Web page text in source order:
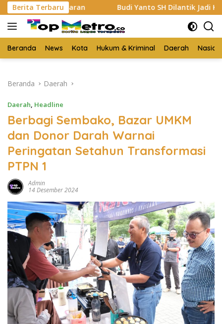
Langsung
ke
konten
Berita Terbaru
Kisaran Budi Yanto SH Dilantik Jadi Ketua Forum
Beranda News Kota Hukum & Kriminal Daerah
Beranda Daerah
Daerah, Headline
Berbagi Sembako, Bazar UMKM
dan Donor Darah Warnai
Peringatan Setahun Transformasi
PTPN 1
Admin
14 Desember 2024